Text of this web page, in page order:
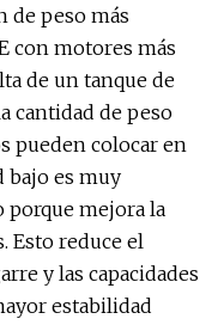
peso más
con motores más
de un tanque de
cantidad de peso
pueden colocar en
bajo es muy
mejora la
Esto reduce el
y las capacidades
estabilidad